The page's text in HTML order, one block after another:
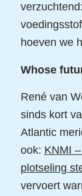
hoeven we
Whose
René van
sinds kort
Atlantic
ook: KNMI
plotseling
vervoert